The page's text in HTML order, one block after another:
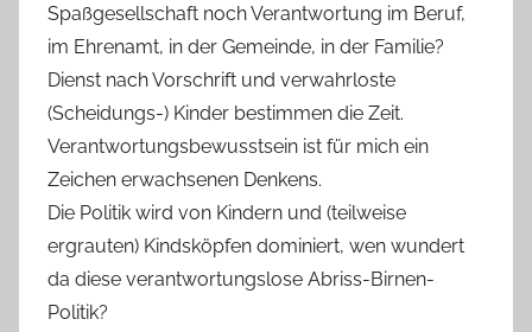
Spaßgesellschaft noch Verantwortung im Beruf,
im Ehrenamt, in der Gemeinde, in der Familie?
Dienst nach Vorschrift und verwahrloste
(Scheidungs-) Kinder bestimmen die Zeit.
Verantwortungsbewusstsein ist für mich ein
Zeichen erwachsenen Denkens.
Die Politik wird von Kindern und (teilweise
ergrauten) Kindsköpfen dominiert, wen wundert
da diese verantwortungslose Abriss-Birnen-
Politik?